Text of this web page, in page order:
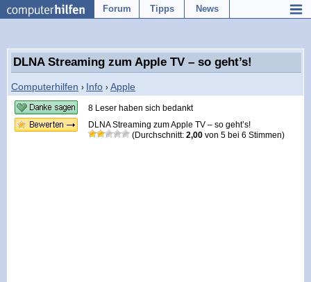
Forum Tipps News
DLNA Streaming zum Apple TV – so geht’s!
Computerhilfen › Info › Apple
8 Leser haben sich bedankt
DLNA Streaming zum Apple TV – so geht’s!
(Durchschnitt: 2,00 von 5 bei 6 Stimmen)